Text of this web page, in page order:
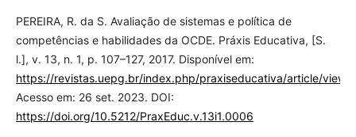
PEREIRA, R. da S. Avaliação de sistemas e política de
competências e habilidades da OCDE. Práxis Educativa, [S.
l.], v. 13, n. 1, p. 107–127, 2017. Disponível em:
https://revistas.uepg.br/index.php/praxiseducativa/article/view/
Acesso em: 26 set. 2023. DOI:
https://doi.org/10.5212/PraxEduc.v.13i1.0006